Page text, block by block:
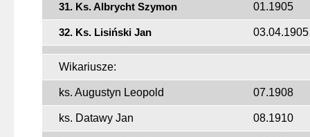
31. Ks. Albrycht Szymon 01.1905
32. Ks. Lisiński Jan 03.04.1905
Wikariusze:
ks. Augustyn Leopold 07.1908
ks. Datawy Jan 08.1910